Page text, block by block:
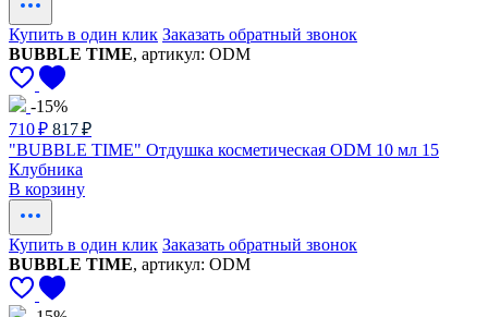
Купить в один клик Заказать обратный звонок
BUBBLE TIME, артикул: ODM
-15%
710 ₽ 817 ₽
"BUBBLE TIME" Отдушка косметическая ODM 10 мл 15
Клубника
В корзину
Купить в один клик Заказать обратный звонок
BUBBLE TIME, артикул: ODM